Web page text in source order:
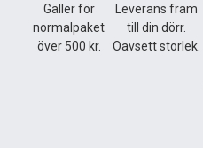
Gäller för
normalpaket
över 500 kr.
Leverans fram
till din dörr.
Oavsett storlek.